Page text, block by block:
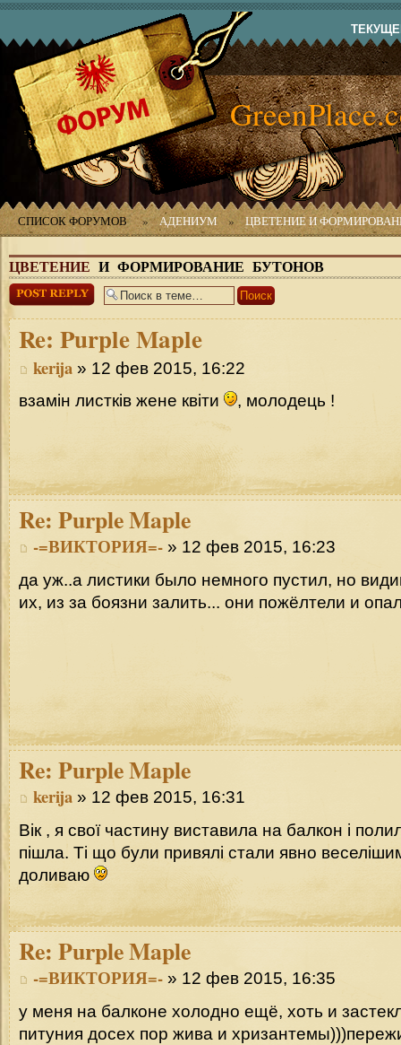
СПИСОК ФОРУМОВ » АДЕНИУМ » ЦВЕТЕНИЕ И
ЦВЕТЕНИЕ И ФОРМИРОВАНИЕ БУТОНОВ
Ответить
Re: Purple Maple
kerija » 12 фев 2015, 16:22
взамін листків жене квіти
, молодець !
Re: Purple Maple
-=ВИКТОРИЯ=- » 12 фев 2015, 16:23
да уж..а листики было немного пустил, но
их, из за боязни залить... они пожёлтели и
Re: Purple Maple
kerija » 12 фев 2015, 16:31
Вік , я свої частину виставила на балкон і
пішла. Ті що були привялі стали явно
доливаю
Re: Purple Maple
-=ВИКТОРИЯ=- » 12 фев 2015, 16:35
у меня на балконе холодно ещё, хоть и
питуния досех пор жива и